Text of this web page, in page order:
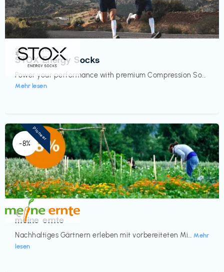
Sport- & Outdoor
STOX Energy Socks
Power your performance with premium Compression So...
Mehr lesen
€‎
-8%
Küche & Haushalt
meine ernte
Nachhaltiges Gärtnern erleben mit vorbereiteten Mi... Mehr
lesen
€‎
Pioneer